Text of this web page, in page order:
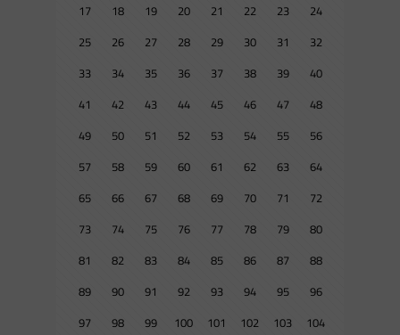
17
18 19 20 21 22 23
24
25
26 27 28 29 30 31
32
33
34 35 36 37 38 39
40
41
42 43 44 45 46 47
48
49
50 51 52 53 54 55
56
57
58 59 60 61 62 63
64
65
66 67 68 69 70 71
72
73
74 75 76 77 78 79
80
81
82 83 84 85 86 87
88
89
90 91 92 93 94 95
96
97
98 99 100 101 102 103
104